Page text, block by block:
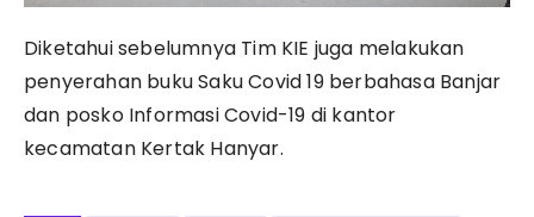
Diketahui sebelumnya Tim KIE juga melakukan
penyerahan buku Saku Covid 19 berbahasa Banjar
dan posko Informasi Covid-19 di kantor
kecamatan Kertak Hanyar.